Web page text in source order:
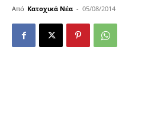
Από Κατοχικά Νέα - 05/08/2014